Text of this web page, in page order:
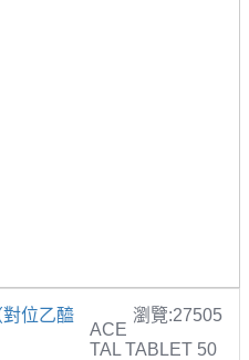
對位乙醯
瀏覽:27505
ACE
TAL TABLET 50